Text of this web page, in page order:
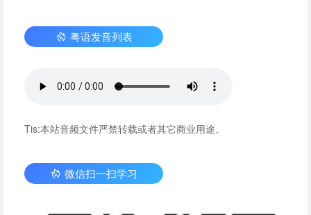
粤语发音列表
Tis:本站音频文件严禁转载或者其它商业用途。
微信扫一扫学习